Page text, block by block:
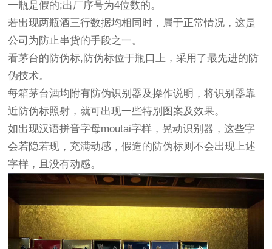
一瓶是假的;出厂序号为4位数的。
若出现两瓶酒三行数据均相同时，属于正常情况，这是
公司为防止串货的手段之一。
看茅台的防伪标,防伪标位于瓶口上，采用了最先进的防
伪技术。
每箱茅台酒均附有防伪识别器及操作说明，将识别器靠
近防伪标照射，就可出现一些特别图案及效果。
如出现汉语拼音字母moutai字样，晃动识别器，这些字
会若隐若现，充满动感，假造的防伪标则不会出现上述
字样，且没有动感。